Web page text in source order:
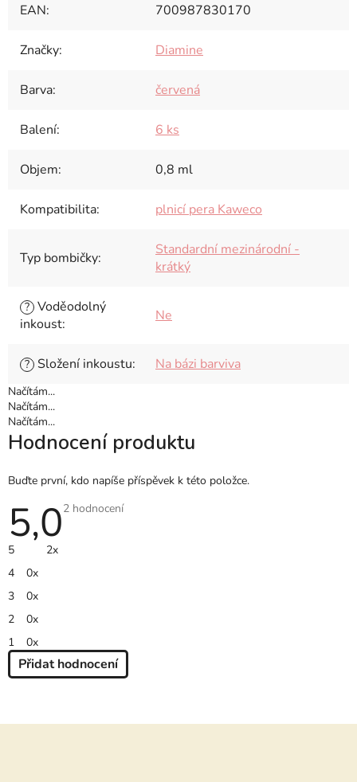
EAN: 700987830170
Značky: Diamine
Barva: červená
Balení: 6 ks
Objem: 0,8 ml
Kompatibilita: plnicí pera Kaweco
Typ bombičky:
Standardní mezinárodní -
krátký
? Voděodolný
inkoust: Ne
? Složení inkoustu: Na bázi barviva
Načítám...
Načítám...
Načítám...
Hodnocení produktu
Buďte první, kdo napíše příspěvek k této položce.
5,0Průměrné
2 hodnocení
5
2x
4
0x
3
0x
2
0x
1
0x
Přidat hodnocení